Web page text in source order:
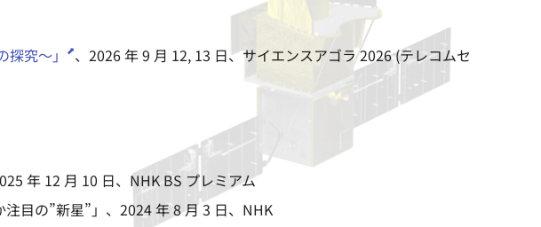
究〜」
、2026 年 9 月 12, 13 日、サイエンスアゴラ 2026 (テレコムセ
年 12 月 10 日、NHK BS プレミアム
目の”新星”」 、2024 年 8 月 3 日、NHK